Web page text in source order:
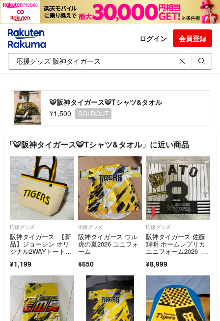
ログイン 会員登録
🐯阪神タイガース🐯Tシャツ&タオル
¥1,500
SOLDOUT
「🐯阪神タイガース🐯Tシャツ&タオル」に近い商品
応援グッズ
阪神タイガース 【新
品】ジョーシン オリ
ジナル2WAYトートバ
¥1,199
応援グッズ
阪神タイガース ウル
虎の夏2026 ユニフォ
ーム
¥650
応援グッズ
阪神タイガース 佐藤
輝明 ホームレプリカ
ユニフォーム2026 L
¥8,999